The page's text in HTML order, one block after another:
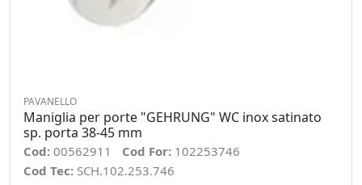
PAVANELLO
Maniglia per porte "GEHRUNG" WC inox satinato
sp. porta 38-45 mm
Cod: 00562911 Cod For: 102253746
Cod Tec: SCH.102.253.746